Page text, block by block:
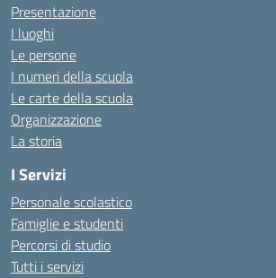
Presentazione
I luoghi
Le persone
I numeri della scuola
Le carte della scuola
Organizzazione
La storia
I Servizi
Personale scolastico
Famiglie e studenti
Percorsi di studio
Tutti i servizi